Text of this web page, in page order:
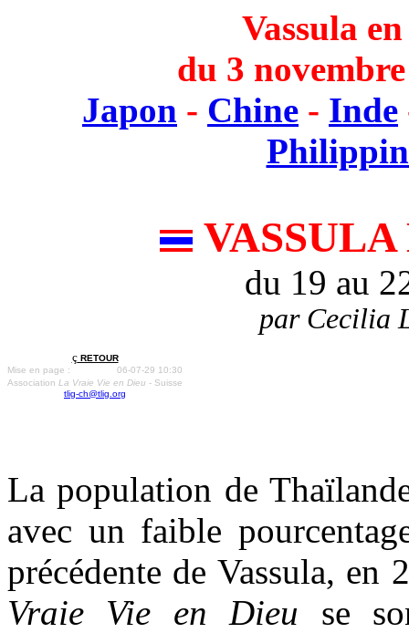
Vassula
du 3
Japon - Chine - Inde
du 19 au
par Cecilia
çRETOUR
Mise en page :
06-07-29 10:30
Association La Vraie Vie en Dieu - Suisse
tlig-ch@tlig.org
La population de
avec un faible
précédente de Vassula,
Vraie Vie en Dieu se